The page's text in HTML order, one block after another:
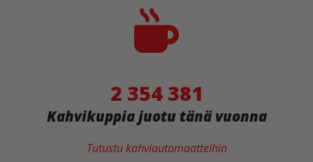
2 354 381
Kahvikuppia juotu tänä vuonna
Tutustu kahviautomaatteihin